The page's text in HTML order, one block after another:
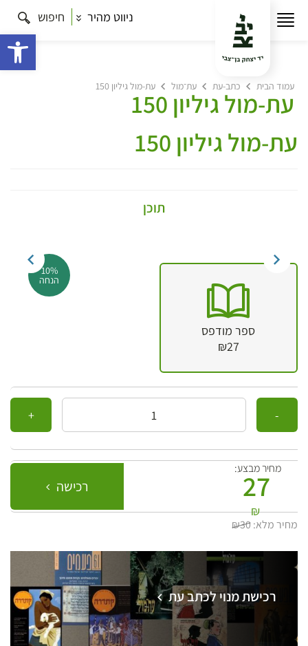
ניווט מהיר חיפוש
עמוד הבית כתב-עת עת־מול עת-מול גיליון 150
עת-מול גיליון 150
עת-מול גיליון 150
תוכן
10%
הנחה
ספר מודפס
₪27
כמות
מחיר מבצע:
27
₪
רכישה
מחיר מלא:₪30
רכישת מנוי לכתב עת